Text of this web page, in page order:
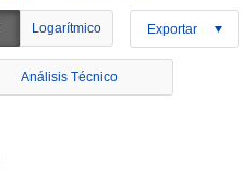
Logarítmico Exportar
Análisis Técnico